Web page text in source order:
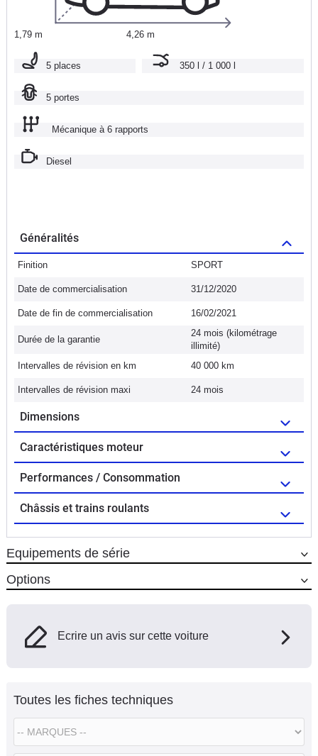
1,79 m 4,26 m
5 places 350 l / 1 000 l
5 portes
Mécanique à 6 rapports
Diesel
Généralités
Finition SPORT
Date de commercialisation 31/12/2020
Date de fin de commercialisation 16/02/2021
Durée de la garantie
24 mois (kilométrage
illimité)
Intervalles de révision en km
40 000 km
Intervalles de révision maxi 24 mois
Dimensions
Caractéristiques moteur
Performances / Consommation
Châssis et trains roulants
Equipements de série
Options
Ecrire un avis sur cette voiture
Toutes les fiches techniques